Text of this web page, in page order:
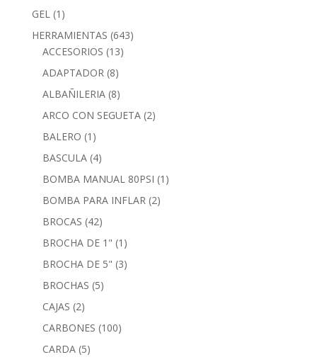
GEL (1)
HERRAMIENTAS (643)
ACCESORIOS (13)
ADAPTADOR (8)
ALBAÑILERIA (8)
ARCO CON SEGUETA (2)
BALERO (1)
BASCULA (4)
BOMBA MANUAL 80PSI (1)
BOMBA PARA INFLAR (2)
BROCAS (42)
BROCHA DE 1" (1)
BROCHA DE 5" (3)
BROCHAS (5)
CAJAS (2)
CARBONES (100)
CARDA (5)